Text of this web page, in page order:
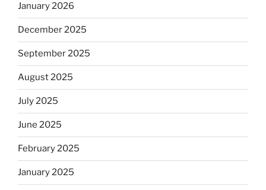
January 2026
December 2025
September 2025
August 2025
July 2025
June 2025
February 2025
January 2025